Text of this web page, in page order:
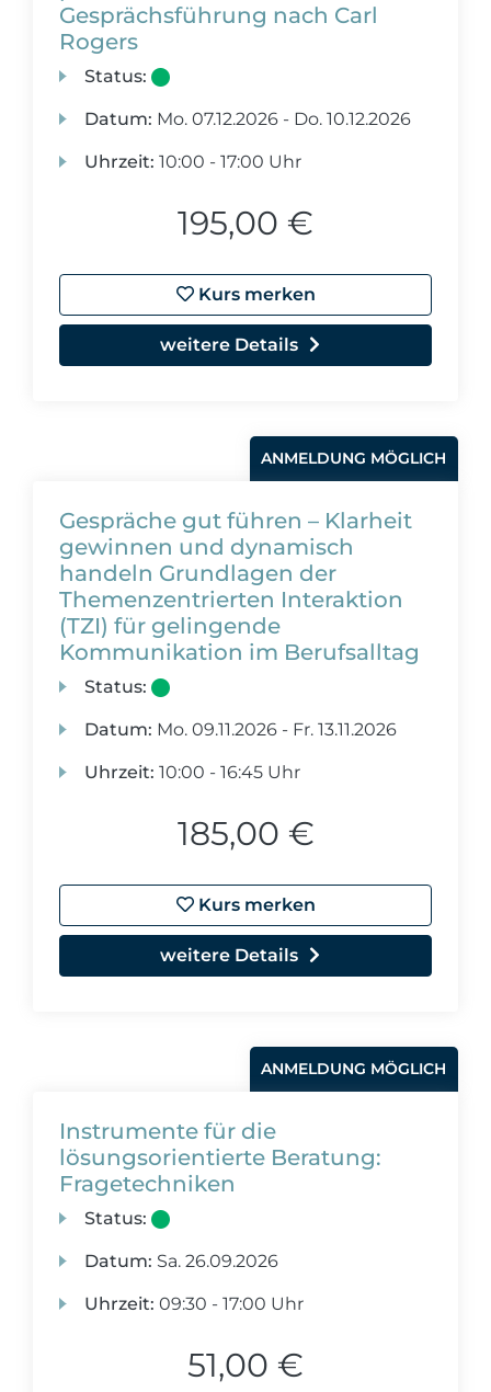
Gesprächsführung nach Carl
Rogers
Status:
Datum: Mo. 07.12.2026 - Do. 10.12.2026
Uhrzeit: 10:00 - 17:00 Uhr
195,00 €
Kurs merken
weitere Details
ANMELDUNG MÖGLICH
Gespräche gut führen – Klarheit
gewinnen und dynamisch
handeln Grundlagen der
Themenzentrierten Interaktion
(TZI) für gelingende
Kommunikation im Berufsalltag
Status:
Datum: Mo. 09.11.2026 - Fr. 13.11.2026
Uhrzeit: 10:00 - 16:45 Uhr
185,00 €
Kurs merken
weitere Details
ANMELDUNG MÖGLICH
Instrumente für die
lösungsorientierte Beratung:
Fragetechniken
Status:
Datum: Sa. 26.09.2026
Uhrzeit: 09:30 - 17:00 Uhr
51,00 €